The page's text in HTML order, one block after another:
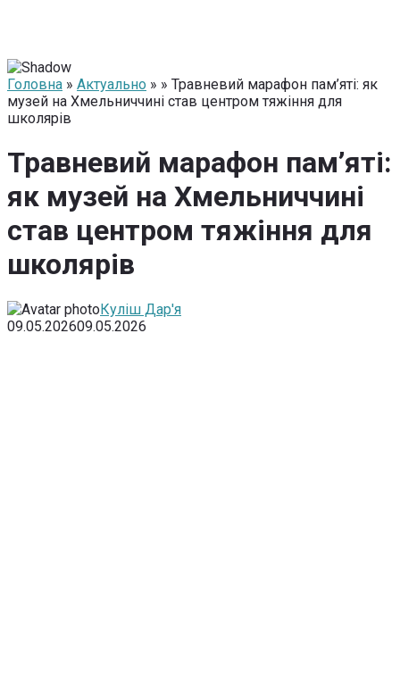
Головна » Актуально » » Травневий марафон пам’яті: як
музей на Хмельниччині став центром тяжіння для
школярів
Травневий марафон пам’яті:
як музей на Хмельниччині
став центром тяжіння для
школярів
Куліш Дар'я
09.05.202609.05.2026